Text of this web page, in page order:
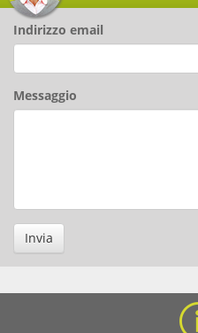
Indirizzo email
Messaggio
Invia